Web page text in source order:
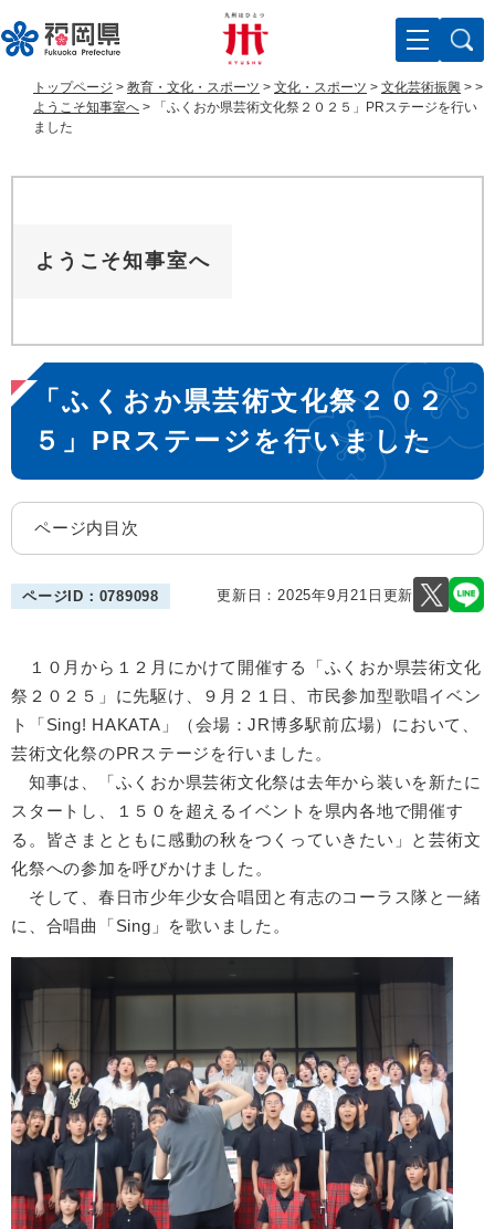
ー
ジ
す
ニ
ュ
し
トップページ > 教育・文化・スポーツ > 文化・スポーツ > 文化芸術振興 > >
ようこそ知事室へ >
「ふくおか県芸術文化祭２０２５」PRステージを行い
ました
ようこそ知事室へ
本
文
「ふくおか県芸術文化祭２０２
５」PRステージを行いました
ページ内目次
ページID：0789098 更新日：2025年9月21日更新
１０月から１２月にかけて開催する「ふくおか県芸術文化
祭２０２５」に先駆け、９月２１日、市民参加型歌唱イベン
ト「Sing! HAKATA」（会場：JR博多駅前広場）において、
芸術文化祭のPRステージを行いました。
知事は、「ふくおか県芸術文化祭は去年から装いを新たに
スタートし、１５０を超えるイベントを県内各地で開催す
る。皆さまとともに感動の秋をつくっていきたい」と芸術文
化祭への参加を呼びかけました。
そして、春日市少年少女合唱団と有志のコーラス隊と一緒
に、合唱曲「Sing」を歌いました。